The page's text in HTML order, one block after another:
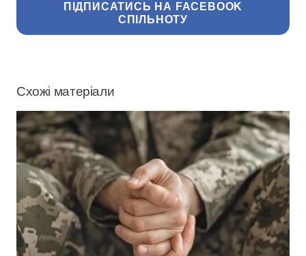
ПІДПИСАТИСЬ НА FACEBOOK
СПІЛЬНОТУ
Схожі матеріали